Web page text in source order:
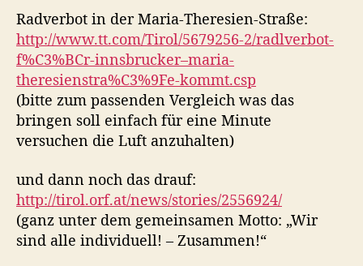
o
r
u
m
d
i
f
e
r
n
i
n
Radverbot in der Maria-Theresien-Straße:
http://www.tt.com/Tirol/5679256-2/radlverbot-
f%C3%BCr-innsbrucker–maria-
theresienstra%C3%9Fe-kommt.csp
(bitte zum passenden Vergleich was das
bringen soll einfach für eine Minute
versuchen die Luft anzuhalten)
und dann noch das drauf:
http://tirol.orf.at/news/stories/2556924/
(ganz unter dem gemeinsamen Motto: „Wir
sind alle individuell! – Zusammen!“